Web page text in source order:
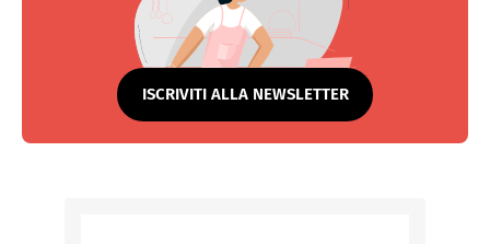
ISCRIVITI ALLA NEWSLETTER